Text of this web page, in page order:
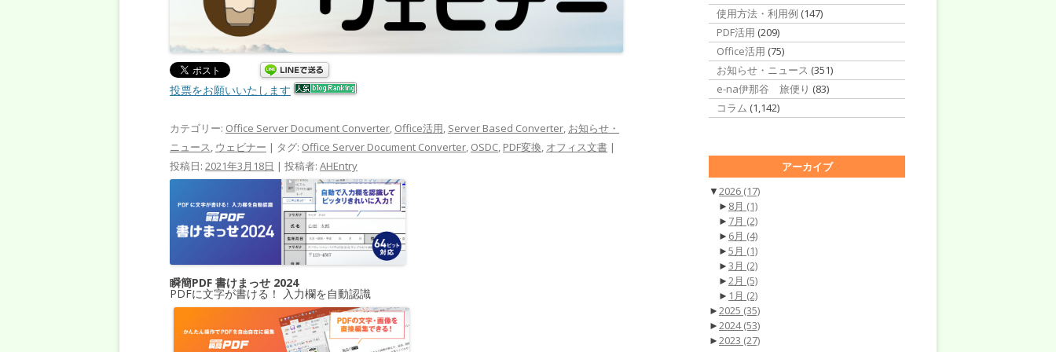
投票をお願いいたします
カテゴリー: Office Server Document Converter, Office活用, Server Based Converter, お知らせ・
ニュース, ウェビナー | タグ: Office Server Document Converter, OSDC, PDF変換, オフィス文書 |
投稿日: 2021年3月18日 | 投稿者: AHEntry
瞬簡PDF 書けまっせ 2024
PDFに文字が書ける！ 入力欄を自動認識
使用方法・利用例 (147)
PDF活用 (209)
Office活用 (75)
お知らせ・ニュース (351)
e-na伊那谷 旅便り (83)
コラム (1,142)
アーカイブ
▼2026 (17)
► 8月 (1)
► 7月 (2)
► 6月 (4)
►5月 (1)
►3月 (2)
►2月 (5)
► 1月 (2)
►2025 (35)
►2024(53)
►2023 (27)